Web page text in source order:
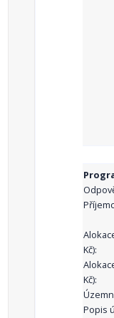
Kč):
Kč):
Popis